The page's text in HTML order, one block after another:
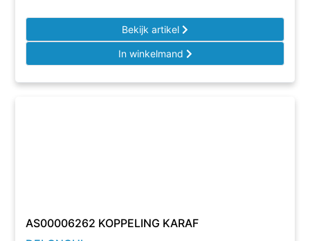
Bekijk artikel
In winkelmand
AS00006262 KOPPELING KARAF